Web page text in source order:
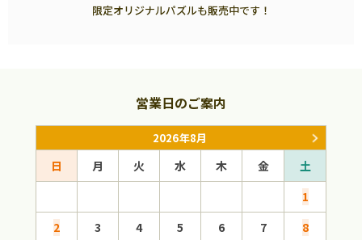
限定オリジナルパズルも販売中です！
営業日のご案内
2026年8月
日 月 火 水 木 金
土
1
2
3 4 5 6 7
8